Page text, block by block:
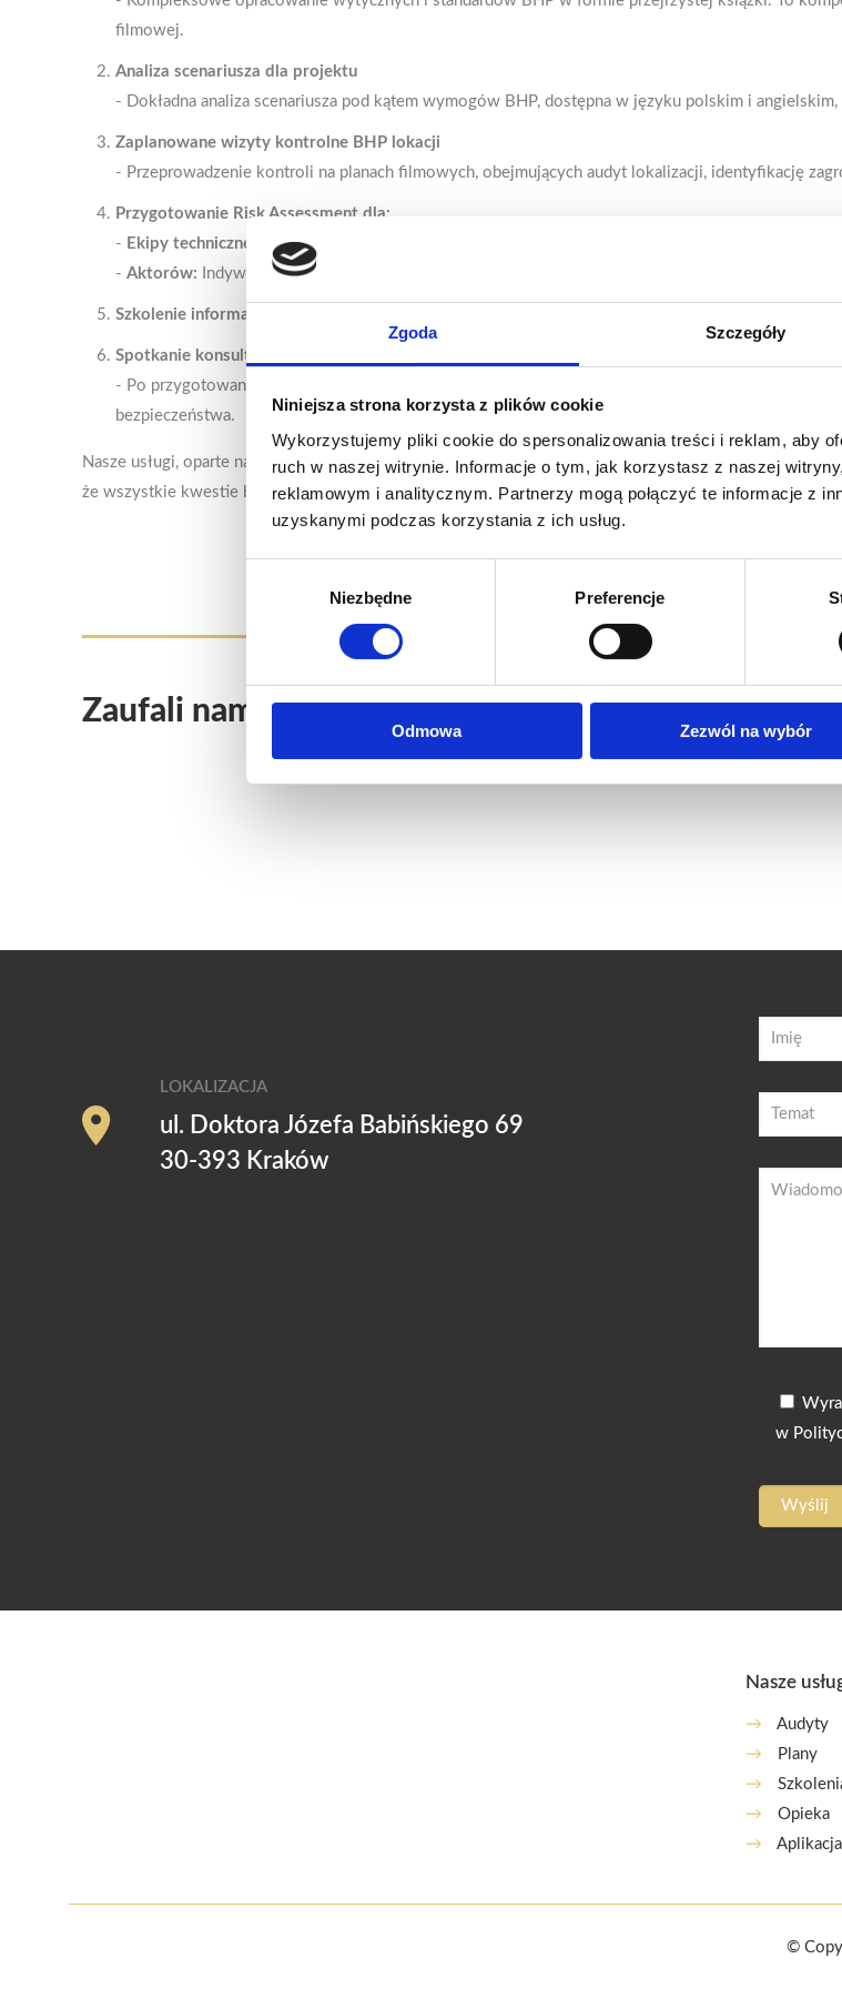
Zgoda Szczegóły
Niniejsza strona korzysta z plików cookie
Wykorzystujemy pliki cookie do spersonalizowania treści i reklam, aby
ruch w naszej witrynie. Informacje o tym, jak korzystasz z naszej
reklamowym i analitycznym. Partnerzy mogą połączyć te informacje z
uzyskanymi podczas korzystania z ich usług.
Niezbędne Preferencje
Odmowa Zezwól na wybór
filmowej.
Analiza scenariusza dla projektu
- Dokładna analiza scenariusza pod kątem wymogów BHP, dostępna w języku polskim i
Zaplanowane wizyty kontrolne BHP lokacji
- Przeprowadzenie kontroli na planach filmowych, obejmujących audyt lokalizacji, identyfikację
Przygotowanie Risk Assessment dla:
- Ekipy technicznej:
Szczegółowa ocena ryzyka dla członków ekipy technicznej.
- Aktorów: Indywidualna ocena ryzyka dla aktorów, uwzględniająca specyfikę ich pracy na planie.
Szkolenie informacyjne w zakresie bezpieczeństwa pracy przed rozpoczęciem projektu
Spotkanie konsultacyjne z Kierownictwem Planu/Produkcji w ramach dokumentacji technicznej
- Po przygotowaniu dokumentacji technicznej organizujemy spotkanie konsultacyjne z
bezpieczeństwa.
Nasze usługi, oparte na cyklu Deminga, zapewniają pełne wsparcie w zakresie BHP na planie
że wszystkie kwestie bezpieczeństwa są pod kontrolą i stale doskonalone.
Zaufali nam
LOKALIZACJA
ul. Doktora Józefa Babińskiego 69
30-393 Kraków
w
Nasze
→
Audyty
→
Plany
→
→
Opieka
→
Aplikacja
©